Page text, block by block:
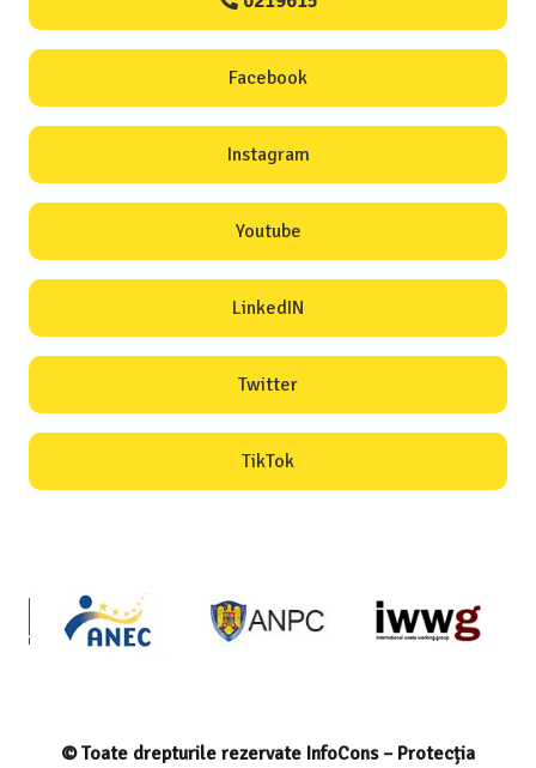
Facebook
Instagram
Youtube
LinkedIN
Twitter
TikTok
© Toate drepturile rezervate InfoCons – Protecția